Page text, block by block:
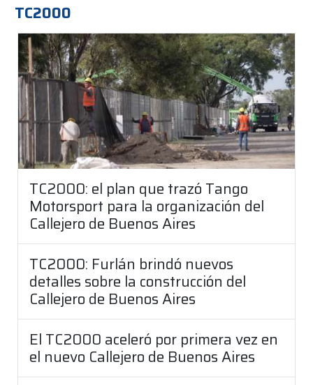
TC2000
TC2000: el plan que trazó Tango
Motorsport para la organización del
Callejero de Buenos Aires
TC2000: Furlán brindó nuevos
detalles sobre la construcción del
Callejero de Buenos Aires
El TC2000 aceleró por primera vez en
el nuevo Callejero de Buenos Aires